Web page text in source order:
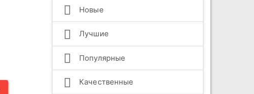
Новые
Лучшие
Популярные
Качественные